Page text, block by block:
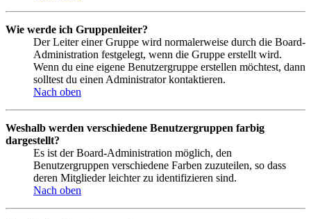
Wie werde ich Gruppenleiter?
Der Leiter einer Gruppe wird normalerweise durch die Board-
Administration festgelegt, wenn die Gruppe erstellt wird.
Wenn du eine eigene Benutzergruppe erstellen möchtest, dann
solltest du einen Administrator kontaktieren.
Nach oben
Weshalb werden verschiedene Benutzergruppen farbig
dargestellt?
Es ist der Board-Administration möglich, den
Benutzergruppen verschiedene Farben zuzuteilen, so dass
deren Mitglieder leichter zu identifizieren sind.
Nach oben